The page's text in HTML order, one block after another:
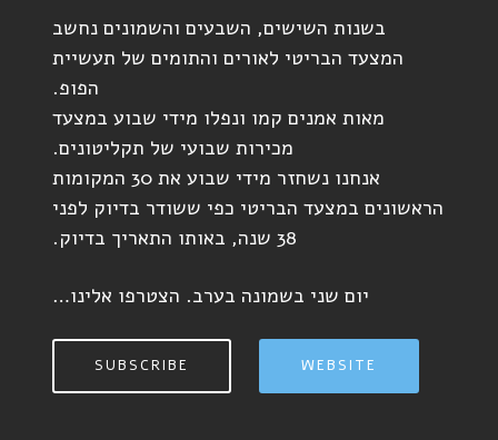
בשנות השישים, השבעים והשמונים נחשב
המצעד הבריטי לאורים והתומים של תעשיית
הפופ.
מאות אמנים קמו ונפלו מידי שבוע במצעד
מכירות שבועי של תקליטונים.
אנחנו נשחזר מידי שבוע את 30 המקומות
הראשונים במצעד הבריטי כפי ששודר בדיוק לפני
38 שנה, באותו התאריך בדיוק.
יום שני בשמונה בערב. הצטרפו אלינו…
WEBSITE
SUBSCRIBE